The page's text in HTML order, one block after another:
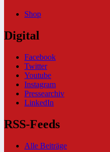
Shop
Digital
Facebook
Twitter
Youtube
Instagram
Pressearchiv
LinkedIn
RSS-Feeds
Alle Beiträge